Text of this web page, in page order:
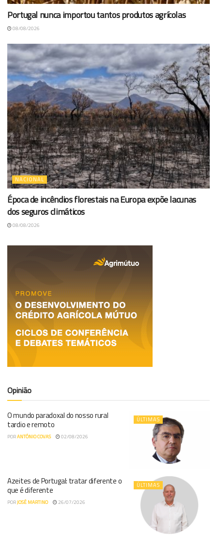
Portugal nunca importou tantos produtos agrícolas
08/08/2026
NACIONAL
Época de incêndios florestais na Europa expõe lacunas
dos seguros climáticos
08/08/2026
Opinião
ÚLTIMAS
O mundo paradoxal do nosso rural
tardio e remoto
PORANTÓNIO COVAS 02/08/2026
ÚLTIMAS
Azeites de Portugal: tratar diferente o
que é diferente
PORJOSÉ MARTINO 26/07/2026